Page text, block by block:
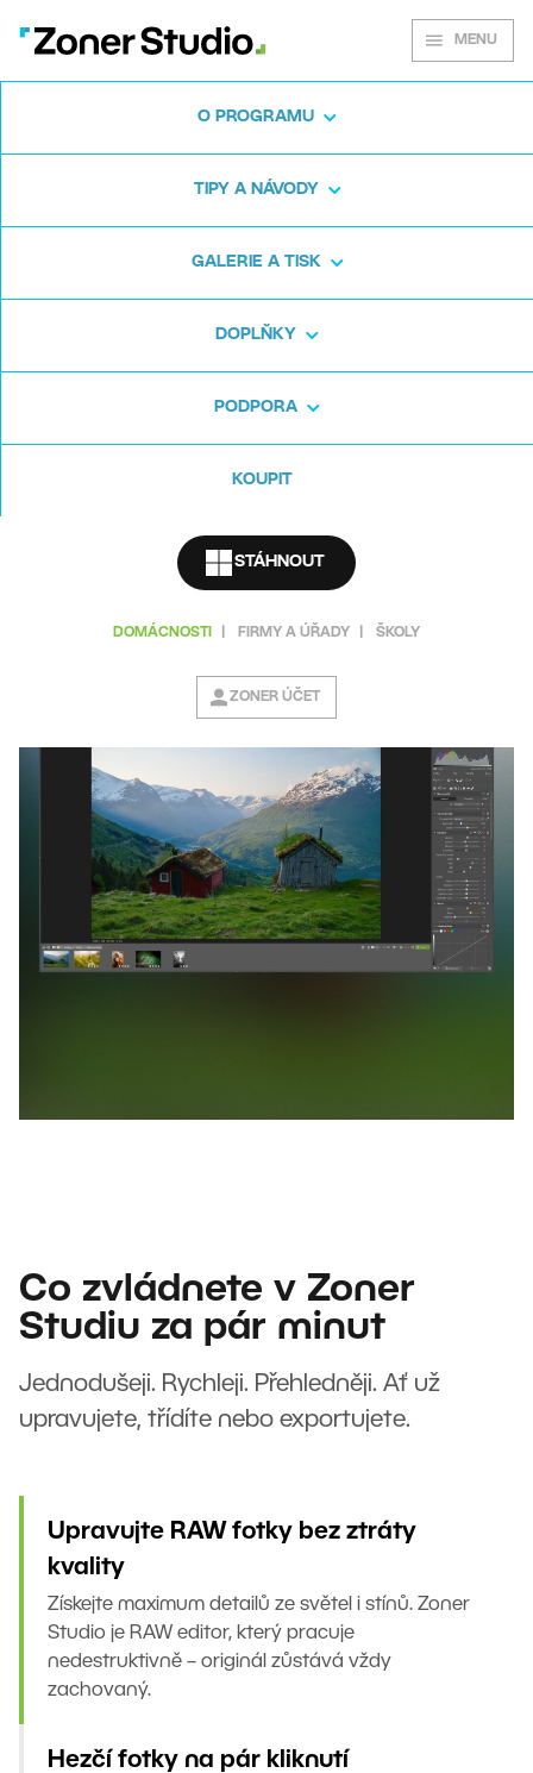
MENU
O PROGRAMU
TIPY A NÁVODY
GALERIE A TISK
DOPLŇKY
PODPORA
KOUPIT
STÁHNOUT
DOMÁCNOSTI FIRMY A ÚŘADY ŠKOLY
ZONER ÚČET
Zoner Studio pro
Windows
Stáhnout zdarma
Co zvládnete v Zoner
Studiu za pár minut
Jednodušeji. Rychleji. Přehledněji. Ať už
upravujete, třídíte nebo exportujete.
Upravujte RAW fotky bez ztráty
kvality
Získejte maximum detailů ze světel i stínů. Zoner
Studio je RAW editor, který pracuje
nedestruktivně – originál zůstává vždy
zachovaný.
Hezčí fotky na pár kliknutí